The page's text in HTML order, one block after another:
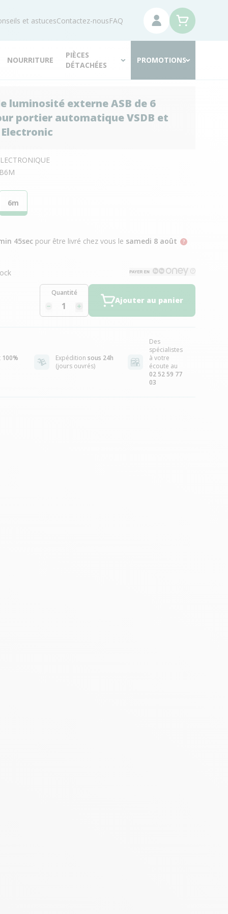
et astucesContactez-nousFAQ
NOURRITURE
PIÈCES
DÉTACHÉES
PROMOTIONS
luminosité externe ASB de 6
portier automatique VSDB et
Electronic
6m
44secpour être livré chez vous le samedi 8 août
Quantité
Ajouter au panier
100%
Expédition sous 24h
(jours ouvrés)
Des
spécialistes
à votre
écoute au
02 52 59 77
03